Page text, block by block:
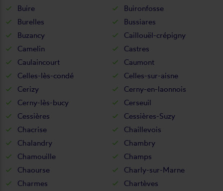
Buire
Buironfosse
Burelles
Bussiares
Buzancy
Caillouël-crépigny
Camelin
Castres
Caulaincourt
Caumont
Celles-lès-condé
Celles-sur-aisne
Cerizy
Cerny-en-laonnois
Cerny-lès-bucy
Cerseuil
Cessières
Cessières-Suzy
Chacrise
Chaillevois
Chalandry
Chambry
Chamouille
Champs
Chaourse
Charly-sur-Marne
Charmes
Chartèves